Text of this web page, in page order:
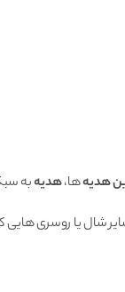
هدیهها،هدیهبه
شال یا روسری